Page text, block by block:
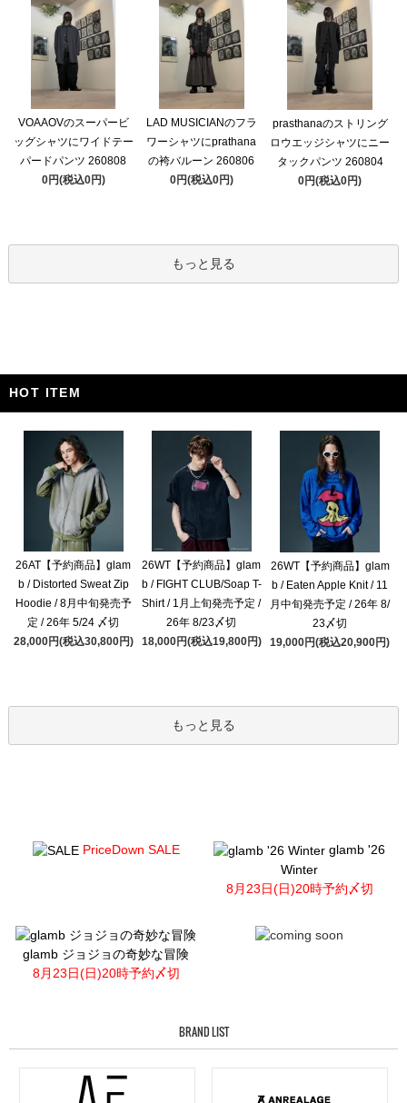
VOAAOVのスーパービ
ッグシャツにワイドテー
パードパンツ 260808
0円(税込0円)
LAD MUSICIANのフラ
ワーシャツにprathana
の袴バルーン 260806
0円(税込0円)
prasthanaのストリング
ロウエッジシャツにニー
タックパンツ 260804
0円(税込0円)
もっと見る
HOT ITEM
26AT【予約商品】glam
b / Distorted Sweat Zip
Hoodie / 8月中旬発売予
定 / 26年 5/24 〆切
28,000円(税込30,800円)
26WT【予約商品】glam
b / FIGHT CLUB/Soap T-
Shirt / 1月上旬発売予定 /
26年 8/23〆切
18,000円(税込19,800円)
26WT【予約商品】glam
b / Eaten Apple Knit / 11
月中旬発売予定 / 26年 8/
23〆切
19,000円(税込20,900円)
もっと見る
PriceDown SALE
glamb '26
Winter
8月23日(日)20時予約〆切
glamb ジョジョの奇妙な冒険
8月23日(日)20時予約〆切
BRAND LIST